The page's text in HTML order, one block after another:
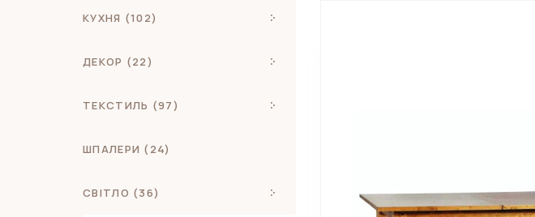
КУХНЯ (102)
ДЕКОР (22)
ТЕКСТИЛЬ (97)
ШПАЛЕРИ (24)
СВІТЛО (36)